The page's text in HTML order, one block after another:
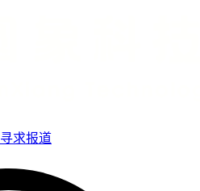
寻求报道